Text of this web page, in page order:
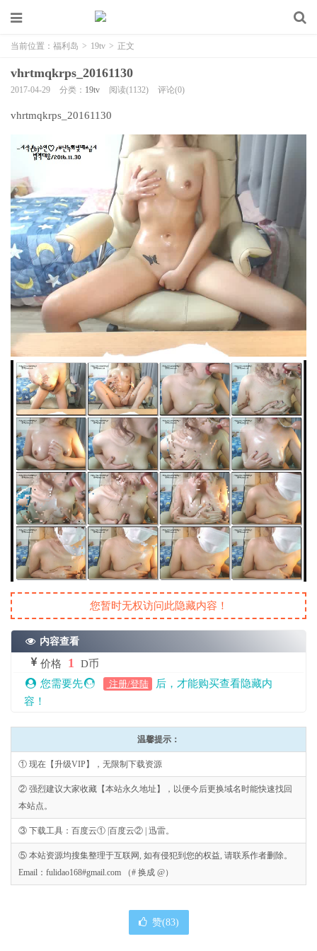
当前位置： 福利岛 > 19tv > 正文
vhrtmqkrps_20161130
2017-04-29 分类： 19tv 阅读(1132) 评论(0)
vhrtmqkrps_20161130
您暂时无权访问此隐藏内容！
内容查看
价格 1
D币
您需要先
注册/登陆
后，才能购买查看隐藏内
容！
温馨提示：
① 现在【升级VIP】，无限制下载资源
② 强烈建议大家收藏【本站永久地址】，以便今后更换域名时能快速找回
本站点。
③ 下载工具：百度云① |百度云② | 迅雷。
⑤ 本站资源均搜集整理于互联网, 如有侵犯到您的权益, 请联系作者删除。
Email：fulidao168#gmail.com （# 换成 @）
赞(83)